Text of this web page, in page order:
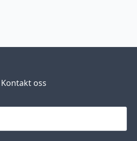
Kontakt oss